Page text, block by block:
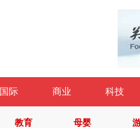
国际 商业 科技
教育 母婴